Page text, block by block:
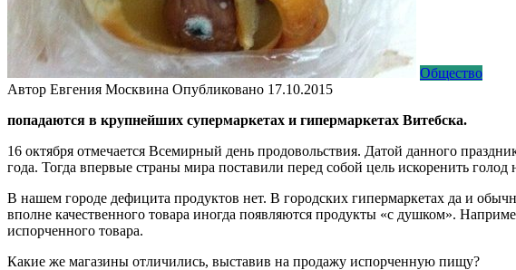
Общество
Автор Евгения Москвина Опубликовано 17.10.2015
попадаются в крупнейших супермаркетах и гипермаркетах Витебска.
16 октября отмечается Всемирный день продовольствия. Датой данного
года. Тогда впервые страны мира поставили перед собой цель искоренить голод
В нашем городе дефицита продуктов нет. В городских гипермаркетах да и
вполне качественного товара иногда появляются продукты «с душком».
испорченного товара.
Какие же магазины отличились, выставив на продажу испорченную пищу?